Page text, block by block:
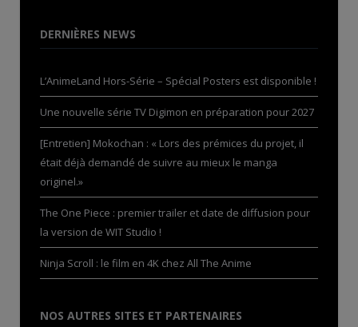
DERNIÈRES NEWS
L’AnimeLand Hors-Série – Spécial Posters est disponible !
Une nouvelle série TV Digimon en préparation pour 2027
[Entretien] Mokochan : « Lors des prémices du projet, il
était déjà demandé de suivre au mieux le manga
originel.»
The One Piece : premier trailer et date de diffusion pour
la version de WIT Studio !
Ninja Scroll : le film en 4K chez All The Anime
NOS AUTRES SITES ET PARTENAIRES